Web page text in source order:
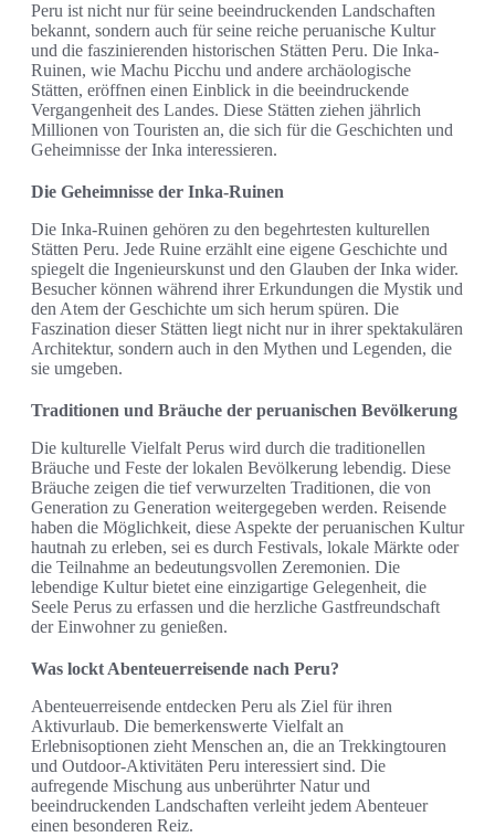
Peru ist nicht nur für seine beeindruckenden Landschaften
bekannt, sondern auch für seine reiche peruanische Kultur
und die faszinierenden historischen Stätten Peru. Die Inka-
Ruinen, wie Machu Picchu und andere archäologische
Stätten, eröffnen einen Einblick in die beeindruckende
Vergangenheit des Landes. Diese Stätten ziehen jährlich
Millionen von Touristen an, die sich für die Geschichten und
Geheimnisse der Inka interessieren.
Die Geheimnisse der Inka-Ruinen
Die Inka-Ruinen gehören zu den begehrtesten kulturellen
Stätten Peru. Jede Ruine erzählt eine eigene Geschichte und
spiegelt die Ingenieurskunst und den Glauben der Inka wider.
Besucher können während ihrer Erkundungen die Mystik und
den Atem der Geschichte um sich herum spüren. Die
Faszination dieser Stätten liegt nicht nur in ihrer spektakulären
Architektur, sondern auch in den Mythen und Legenden, die
sie umgeben.
Traditionen und Bräuche der peruanischen Bevölkerung
Die kulturelle Vielfalt Perus wird durch die traditionellen
Bräuche und Feste der lokalen Bevölkerung lebendig. Diese
Bräuche zeigen die tief verwurzelten Traditionen, die von
Generation zu Generation weitergegeben werden. Reisende
haben die Möglichkeit, diese Aspekte der peruanischen Kultur
hautnah zu erleben, sei es durch Festivals, lokale Märkte oder
die Teilnahme an bedeutungsvollen Zeremonien. Die
lebendige Kultur bietet eine einzigartige Gelegenheit, die
Seele Perus zu erfassen und die herzliche Gastfreundschaft
der Einwohner zu genießen.
Was lockt Abenteuerreisende nach Peru?
Abenteuerreisende entdecken Peru als Ziel für ihren
Aktivurlaub. Die bemerkenswerte Vielfalt an
Erlebnisoptionen zieht Menschen an, die an Trekkingtouren
und Outdoor-Aktivitäten Peru interessiert sind. Die
aufregende Mischung aus unberührter Natur und
beeindruckenden Landschaften verleiht jedem Abenteuer
einen besonderen Reiz.